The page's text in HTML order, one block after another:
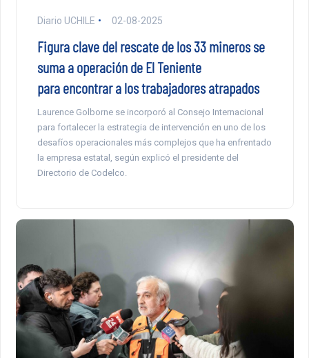
Diario UCHILE 02-08-2025
Figura clave del rescate de los 33 mineros se
suma a operación de El Teniente
para encontrar a los trabajadores atrapados
Laurence Golborne se incorporó al Consejo Internacional
para fortalecer la estrategia de intervención en uno de los
desafíos operacionales más complejos que ha enfrentado
la empresa estatal, según explicó el presidente del
Directorio de Codelco.